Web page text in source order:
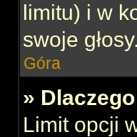
limitu) i w
swoje głosy.
Góra
»
Limit opcji